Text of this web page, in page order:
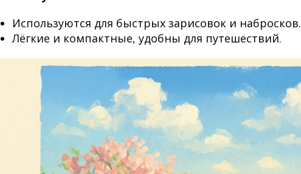
Используются для быстрых зарисовок и набросков.
Лёгкие и компактные, удобны для путешествий.